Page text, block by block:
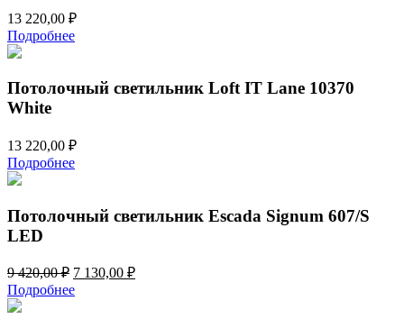
13 220,00 ₽
Подробнее
Потолочный светильник Loft IT Lane 10370
White
13 220,00 ₽
Подробнее
Потолочный светильник Escada Signum 607/S
LED
9 420,00₽ Первоначальная
цена
составляла
7 130,00 ₽Текущая
Подробнее